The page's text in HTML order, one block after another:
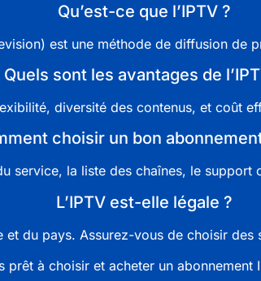
Qu’est-ce que l’IPTV ?
est une méthode de diffusion de
Quels sont les avantages de
diversité des contenus, et coût
choisir un bon
service, la liste des chaînes, le support
L’IPTV est-elle légale ?
et du pays. Assurez-vous de choisir des
prêt à choisir et acheter un abonnement